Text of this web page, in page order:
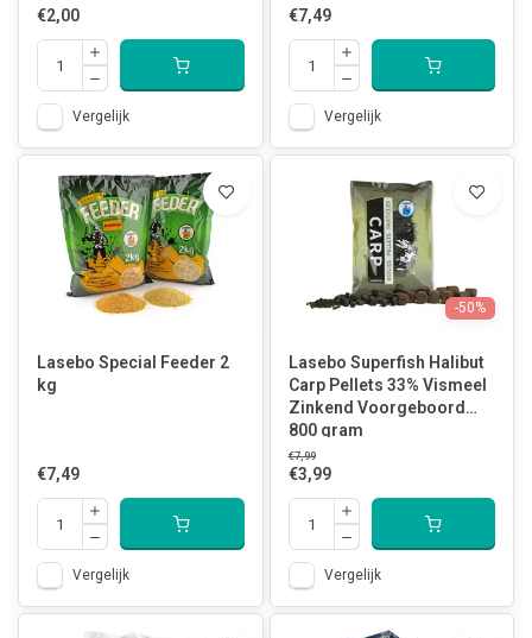
€2,00
Vergelijk
€7,49
Vergelijk
Lasebo Special Feeder 2
kg
€7,49
Vergelijk
-50%
Lasebo Superfish Halibut
Carp Pellets 33% Vismeel
Zinkend Voorgeboord
800 gram
€7,99
€3,99
Vergelijk